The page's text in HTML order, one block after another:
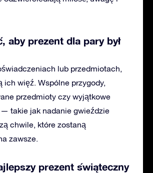
aby prezent dla pary był
lub przedmiotach,
ich więź. Wspólne przygody,
przedmioty czy wyjątkowe
takie jak nadanie gwieździe
chwile, które zostaną
zawsze.
prezent świąteczny